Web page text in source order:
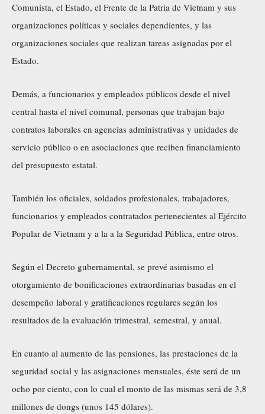
Comunista, el Estado, el Frente de la Patria de Vietnam y sus
organizaciones políticas y sociales dependientes, y las
organizaciones sociales que realizan tareas asignadas por el
Estado.
Demás, a funcionarios y empleados públicos desde el nivel
central hasta el nivel comunal, personas que trabajan bajo
contratos laborales en agencias administrativas y unidades de
servicio público o en asociaciones que reciben financiamiento
del presupuesto estatal.
También los oficiales, soldados profesionales, trabajadores,
funcionarios y empleados contratados pertenecientes al Ejército
Popular de Vietnam y a la a la Seguridad Pública, entre otros.
Según el Decreto gubernamental, se prevé asimismo el
otorgamiento de bonificaciones extraordinarias basadas en el
desempeño laboral y gratificaciones regulares según los
resultados de la evaluación trimestral, semestral, y anual.
En cuanto al aumento de las pensiones, las prestaciones de la
seguridad social y las asignaciones mensuales, éste será de un
ocho por ciento, con lo cual el monto de las mismas será de 3,8
millones de dongs (unos 145 dólares).